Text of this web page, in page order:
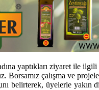
yaptıkları ziyaret ile
Borsamız çalışma ve
belirterek, üyelerle